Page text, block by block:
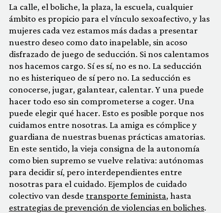
La calle, el boliche, la plaza, la escuela, cualquier
ámbito es propicio para el vínculo sexoafectivo, y las
mujeres cada vez estamos más dadas a presentar
nuestro deseo como dato inapelable, sin acoso
disfrazado de juego de seducción. Si nos calentamos
nos hacemos cargo. Sí es sí, no es no. La seducción
no es histeriqueo de sí pero no. La seducción es
conocerse, jugar, galantear, calentar. Y una puede
hacer todo eso sin comprometerse a coger. Una
puede elegir qué hacer. Esto es posible porque nos
cuidamos entre nosotras. La amiga es cómplice y
guardiana de nuestras buenas prácticas amatorias.
En este sentido, la vieja consigna de la autonomía
como bien supremo se vuelve relativa: autónomas
para decidir sí, pero interdependientes entre
nosotras para el cuidado. Ejemplos de cuidado
colectivo van desde transporte feminista, hasta
estrategias de prevención de violencias en boliches.